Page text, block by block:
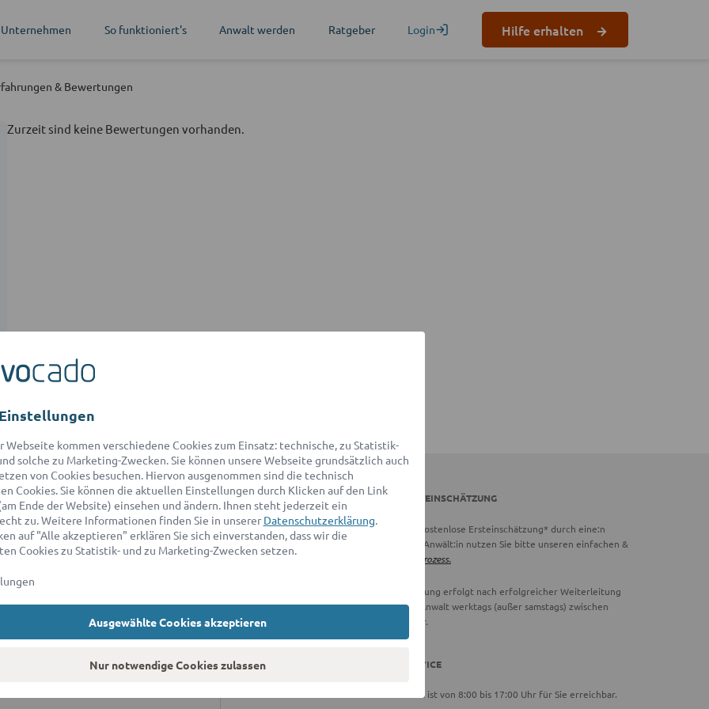
So funktioniert's Anwalt werden Ratgeber Login Hilfe erhalten
& Bewertungen
Zurzeit sind keine Bewertungen vorhanden.
FÜR
Erbrecht
Markenrecht
ADVOCADO ERSTEINSCHÄTZUNG
Wichtig:
Für eine kostenlose Ersteinschätzung* durch eine:n
advocado Partner-Anwält:in nutzen Sie bitte unseren einfachen &
Online-Prozess.
*Die Ersteinschätzung erfolgt nach erfolgreicher Weiterleitung
an einen Partner-Anwalt werktags (außer samstags) zwischen
9:00 und 18:00 Uhr.
ADVOCADO SERVICE
Unser Serviceteam ist von 8:00 bis 17:00 Uhr für Sie erreichbar.
Webseite kommen verschiedene Cookies zum Einsatz: technische, zu Statistik-
solche zu Marketing-Zwecken. Sie können unsere Webseite grundsätzlich auch
von Cookies besuchen. Hiervon ausgenommen sind die technisch
Cookies. Sie können die aktuellen Einstellungen durch Klicken auf den Link
Ende der Website) einsehen und ändern. Ihnen steht jederzeit ein
zu. Weitere Informationen finden Sie in unserer Datenschutzerklärung.
auf "Alle akzeptieren" erklären Sie sich einverstanden, dass wir die
Cookies zu Statistik- und zu Marketing-Zwecken setzen.
Ausgewählte Cookies akzeptieren
Nur notwendige Cookies zulassen